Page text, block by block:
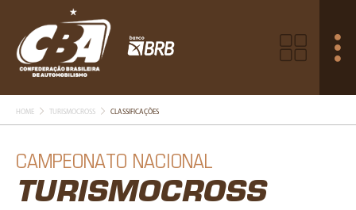
HOME TURISMOCROSS CLASSIFICAÇÕES
CAMPEONATO NACIONAL
TURISMOCROSS